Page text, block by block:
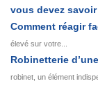
vous devez savoir
Comment réagir
élevé sur votre...
Robinetterie
robinet, un élément